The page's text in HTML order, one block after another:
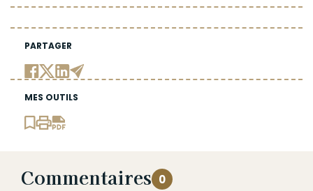
PARTAGER
MES OUTILS
Commentaires 0